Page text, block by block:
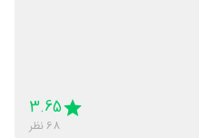
3.65
68 نظر